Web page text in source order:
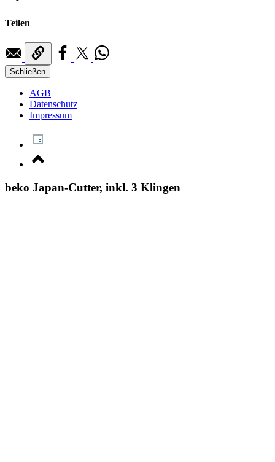
Teilen
Schließen
AGB
Datenschutz
Impressum
beko Japan-Cutter, inkl. 3 Klingen